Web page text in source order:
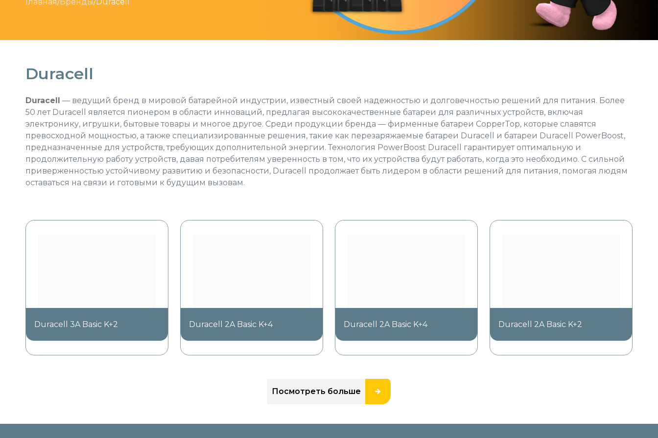
Duracell
Duracell — ведущий бренд в мировой батарейной индустрии, известный своей надежностью и долговечностью решений для питания. Более
50 лет Duracell
является пионером в области инноваций, предлагая высококачественные батареи для различных устройств, включая
электронику, игрушки, бытовые товары и многое другое. Среди продукции бренда — фирменные батареи CopperTop, которые славятся
превосходной мощностью, а также специализированные решения, такие как перезаряжаемые батареи Duracell и батареи Duracell PowerBoost,
предназначенные для устройств, требующих дополнительной энергии. Технология PowerBoost Duracell
гарантирует оптимальную и
продолжительную работу устройств, давая потребителям уверенность в том, что их устройства будут работать, когда это необходимо. С сильной
приверженностью устойчивому развитию и безопасности, Duracell
продолжает быть лидером в области решений для питания, помогая людям
оставаться на связи и готовыми к будущим вызовам.
Duracell 3A Basic K+2 Duracell 2A Basic K+4 Duracell 2A Basic K+4 Duracell 2A Basic K+2
Посмотреть больше